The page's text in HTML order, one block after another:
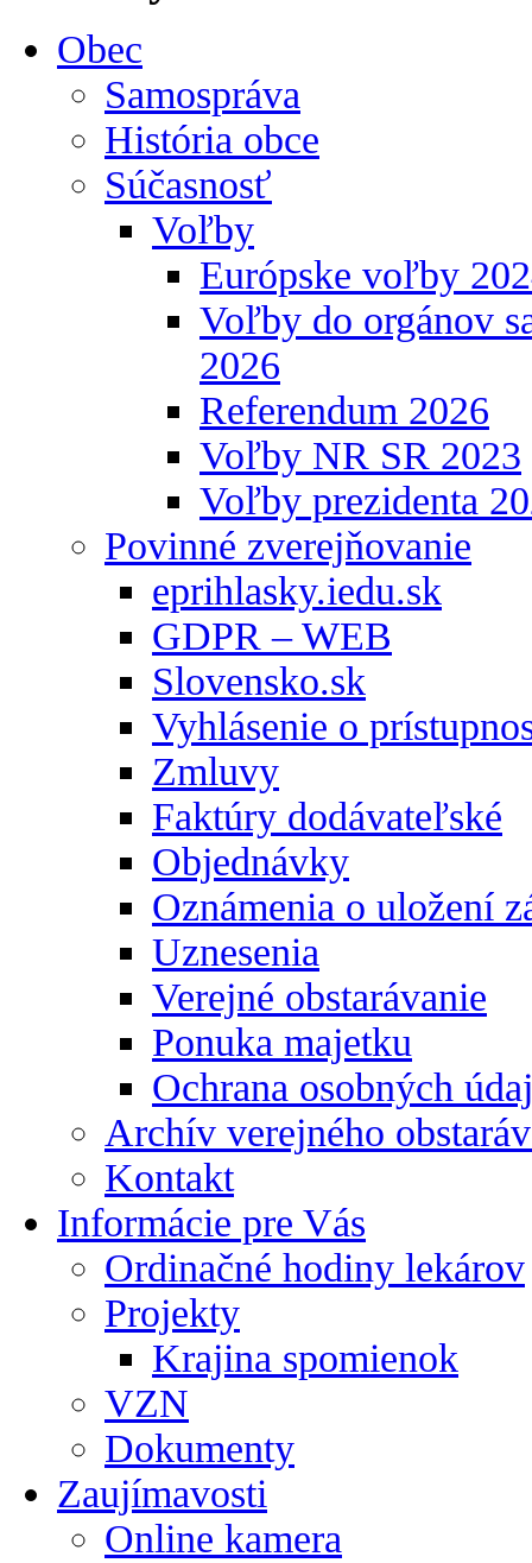
Obec
Samospráva
História obce
Súčasnosť
Voľby
Európske voľby
Voľby do orgánov
2026
Referendum 2026
Voľby NR SR 2023
Voľby prezidenta
Povinné zverejňovanie
eprihlasky.iedu.sk
GDPR – WEB
Slovensko.sk
Vyhlásenie o
Zmluvy
Faktúry dodávateľské
Objednávky
Oznámenia o uložení
Uznesenia
Verejné obstarávanie
Ponuka majetku
Ochrana osobných
Archív verejného
Kontakt
Informácie pre Vás
Ordinačné hodiny lekárov
Projekty
Krajina spomienok
VZN
Dokumenty
Zaujímavosti
Online kamera